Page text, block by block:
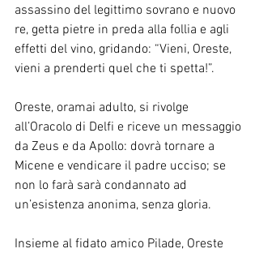
assassino del legittimo sovrano e nuovo
re, getta pietre in preda alla follia e agli
effetti del vino, gridando: “Vieni, Oreste,
vieni a prenderti quel che ti spetta!”.
Oreste, oramai adulto, si rivolge
all’Oracolo di Delfi e riceve un messaggio
da Zeus e da Apollo: dovrà tornare a
Micene e vendicare il padre ucciso; se
non lo farà sarà condannato ad
un’esistenza anonima, senza gloria.
Insieme al fidato amico Pilade, Oreste